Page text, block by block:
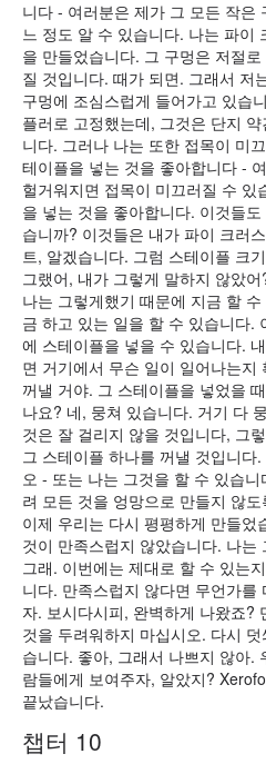
니다 - 여러분은 제가 그 모든 작은
느 정도 알 수 있습니다. 나는 파이
을 만들었습니다. 그 구멍은 저절
질 것입니다. 때가 되면. 그래서 저
구멍에 조심스럽게 들어가고 있습
플러로 고정했는데, 그것은 단지
니다. 그러나 나는 또한 접목이 미
테이플을 넣는 것을 좋아합니다 -
헐거워지면 접목이 미끄러질 수 있
을 넣는 것을 좋아합니다. 이것들
습니까? 이것들은 내가 파이 크러
트, 알겠습니다. 그럼 스테이플 크
그랬어, 내가 그렇게 말하지 않았
나는 그렇게했기 때문에 지금 할
금 하고 있는 일을 할 수 있습니다.
에 스테이플을 넣을 수 있습니다.
면 거기에서 무슨 일이 일어나는지
꺼낼 거야. 그 스테이플을 넣었을
나요? 네, 뭉쳐 있습니다. 거기 다
것은 잘 걸리지 않을 것입니다, 그
그 스테이플 하나를 꺼낼 것입니다
오 - 또는 나는 그것을 할 수 있습
려 모든 것을 엉망으로 만들지 않
이제 우리는 다시 평평하게 만들
것이 만족스럽지 않았습니다. 나는
그래. 이번에는 제대로 할 수 있는
니다. 만족스럽지 않다면 무언가
자. 보시다시피, 완벽하게 나왔죠?
것을 두려워하지 마십시오. 다시
습니다. 좋아, 그래서 나쁘지 않아.
람들에게 보여주자, 알았지?
끝났습니다.
챕터 10